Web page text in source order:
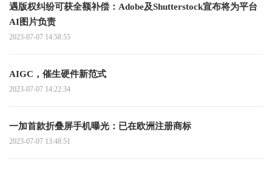
遇版权纠纷可获全额补偿：Adobe及Shutterstock宣布将为平台
AI图片负责
2023-07-07 14:58:55
AIGC，催生硬件新范式
2023-07-07 14:22:34
一加首款折叠屏手机曝光：已在欧洲注册商标
2023-07-07 13:48:51